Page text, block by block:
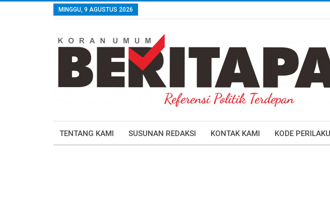
MINGGU, 9 AGUSTUS 2026
TENTANG KAMI SUSUNAN REDAKSI KONTAK KAMI KODE PERILAKU